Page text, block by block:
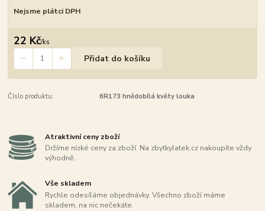
Nejsme plátci DPH
22 Kč/ks
Přidat do košíku
Číslo produktu: 6R173 hnědobílá květy louka
Atraktivní ceny zboží
Držíme nízké ceny za zboží. Na zbytkylatek.cz nakoupíte vždy
výhodně.
Vše skladem
Rychle odesíláme objednávky. Všechno zboží máme
skladem, na nic nečekáte.